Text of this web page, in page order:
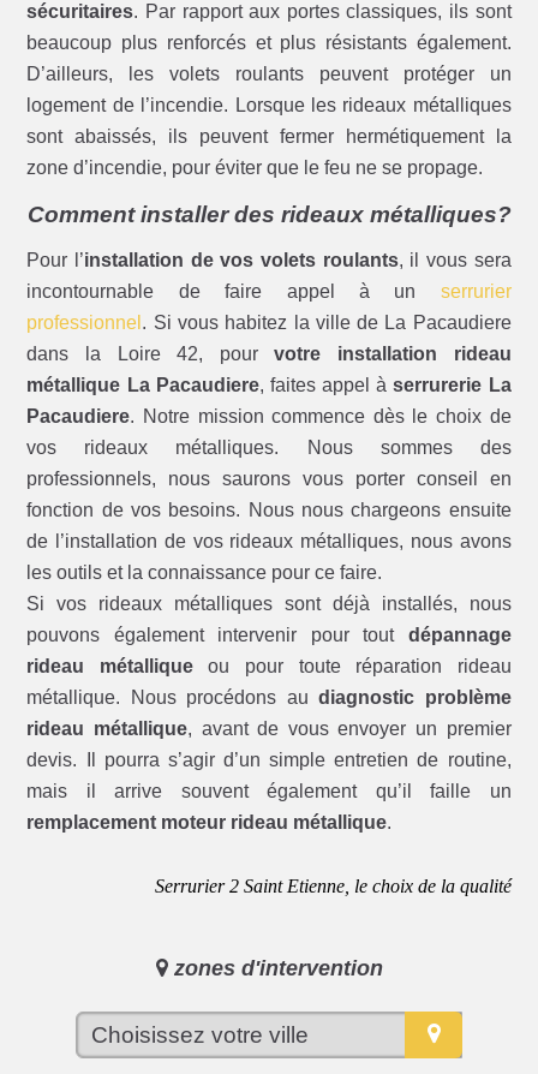
sécuritaires. Par rapport aux portes classiques, ils sont
beaucoup plus renforcés et plus résistants également.
D’ailleurs, les volets roulants peuvent protéger un
logement de l’incendie. Lorsque les rideaux métalliques
sont abaissés, ils peuvent fermer hermétiquement la
zone d’incendie, pour éviter que le feu ne se propage.
Comment installer des rideaux métalliques?
Pour l’installation de vos volets roulants, il vous sera
incontournable de faire appel à un serrurier
professionnel . Si vous habitez la ville de La Pacaudiere
dans la Loire 42, pourvotre installation rideau
métallique La Pacaudiere, faites appel àserrurerie La
Pacaudiere. Notre mission commence dès le choix de
vos rideaux métalliques. Nous sommes des
professionnels, nous saurons vous porter conseil en
fonction de vos besoins. Nous nous chargeons ensuite
de l’installation de vos rideaux métalliques, nous avons
les outils et la connaissance pour ce faire.
Si vos rideaux métalliques sont déjà installés, nous
pouvons également intervenir pour tout dépannage
rideau métalliqueou pour toute réparation rideau
métallique. Nous procédons audiagnostic problème
rideau métallique, avant de vous envoyer un premier
devis. Il pourra s’agir d’un simple entretien de routine,
mais il arrive souvent également qu’il faille un
remplacement moteur rideau métallique.
Serrurier 2 Saint Etienne, le choix de la qualité
zones d'intervention